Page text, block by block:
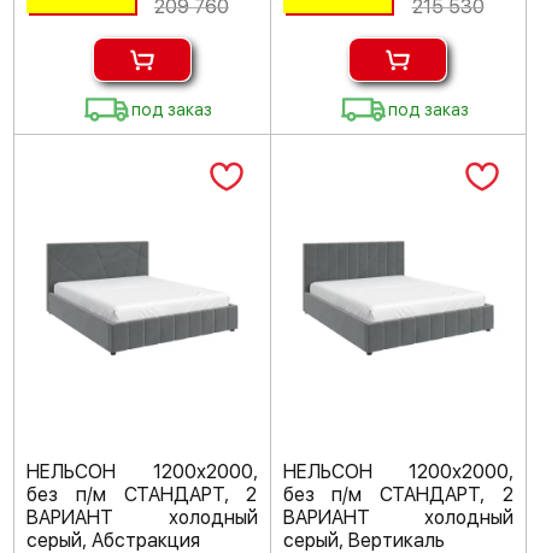
209 760
под заказ
215 530
под заказ
НЕЛЬСОН 1200х2000,
без п/м СТАНДАРТ, 2
ВАРИАНТ холодный
серый, Абстракция
НЕЛЬСОН 1200х2000,
без п/м СТАНДАРТ, 2
ВАРИАНТ холодный
серый, Вертикаль